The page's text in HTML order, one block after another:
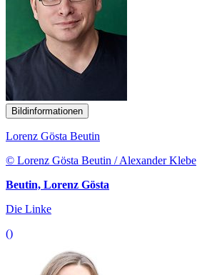
Bildinformationen
Lorenz Gösta Beutin
© Lorenz Gösta Beutin / Alexander Klebe
Beutin, Lorenz Gösta
Die Linke
()